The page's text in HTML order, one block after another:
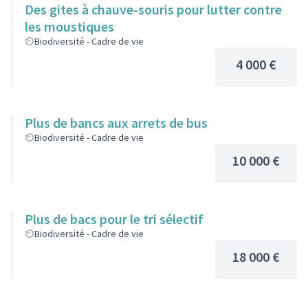
Des gites à chauve-souris pour lutter contre
les moustiques
Biodiversité - Cadre de vie
4 000 €
Plus de bancs aux arrets de bus
Biodiversité - Cadre de vie
10 000 €
Plus de bacs pour le tri sélectif
Biodiversité - Cadre de vie
18 000 €